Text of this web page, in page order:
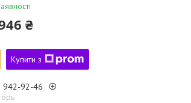
₴
Купити з
942-92-46